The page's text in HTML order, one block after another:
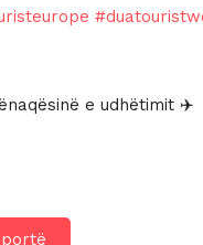
e udhëtimit ✈️